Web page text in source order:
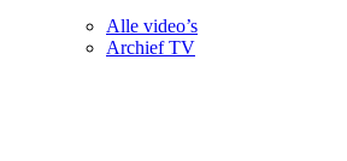
Alle video’s
Archief TV